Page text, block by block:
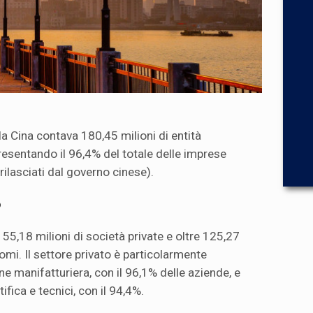
Cina contava 180,45 milioni di entità
il 96,4% del totale delle imprese
dal governo cinese).
milioni di società private e oltre 125,27
Il settore privato è particolarmente
manifatturiera, con il 96,1% delle aziende, e
e tecnici, con il 94,4%.